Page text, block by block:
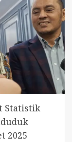
Statistik
2025